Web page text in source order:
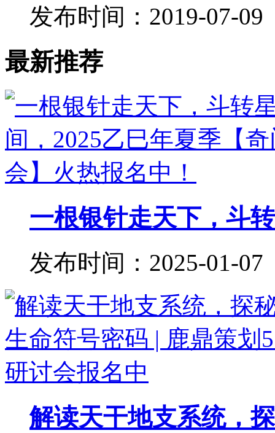
发布时间：2019-07-09
最新推荐
一根银针走天下，斗
发布时间：2025-01-07
解读天干地支系统，